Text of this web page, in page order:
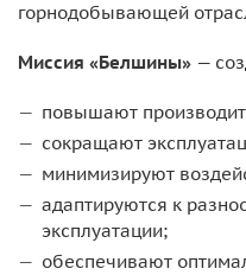
горнодобывающей
Миссия «Белшины» —
повышают
сокращают
минимизируют
адаптируются к
эксплуатации;
обеспечивают